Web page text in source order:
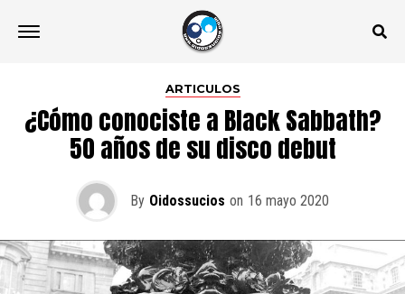
ARTICULOS
¿Cómo conociste a Black Sabbath?
50 años de su disco debut
By Oidossucios on 16 mayo 2020